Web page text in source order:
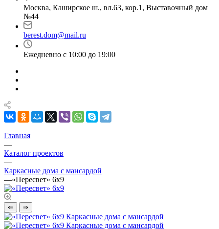
Москва, Каширское ш., вл.63, кор.1, Выставочный дом
№44
berest.dom@mail.ru
Ежедневно с 10:00 до 19:00
Главная
—
Каталог проектов
—
Каркасные дома с мансардой
—«Пересвет» 6х9
⇐ ⇒